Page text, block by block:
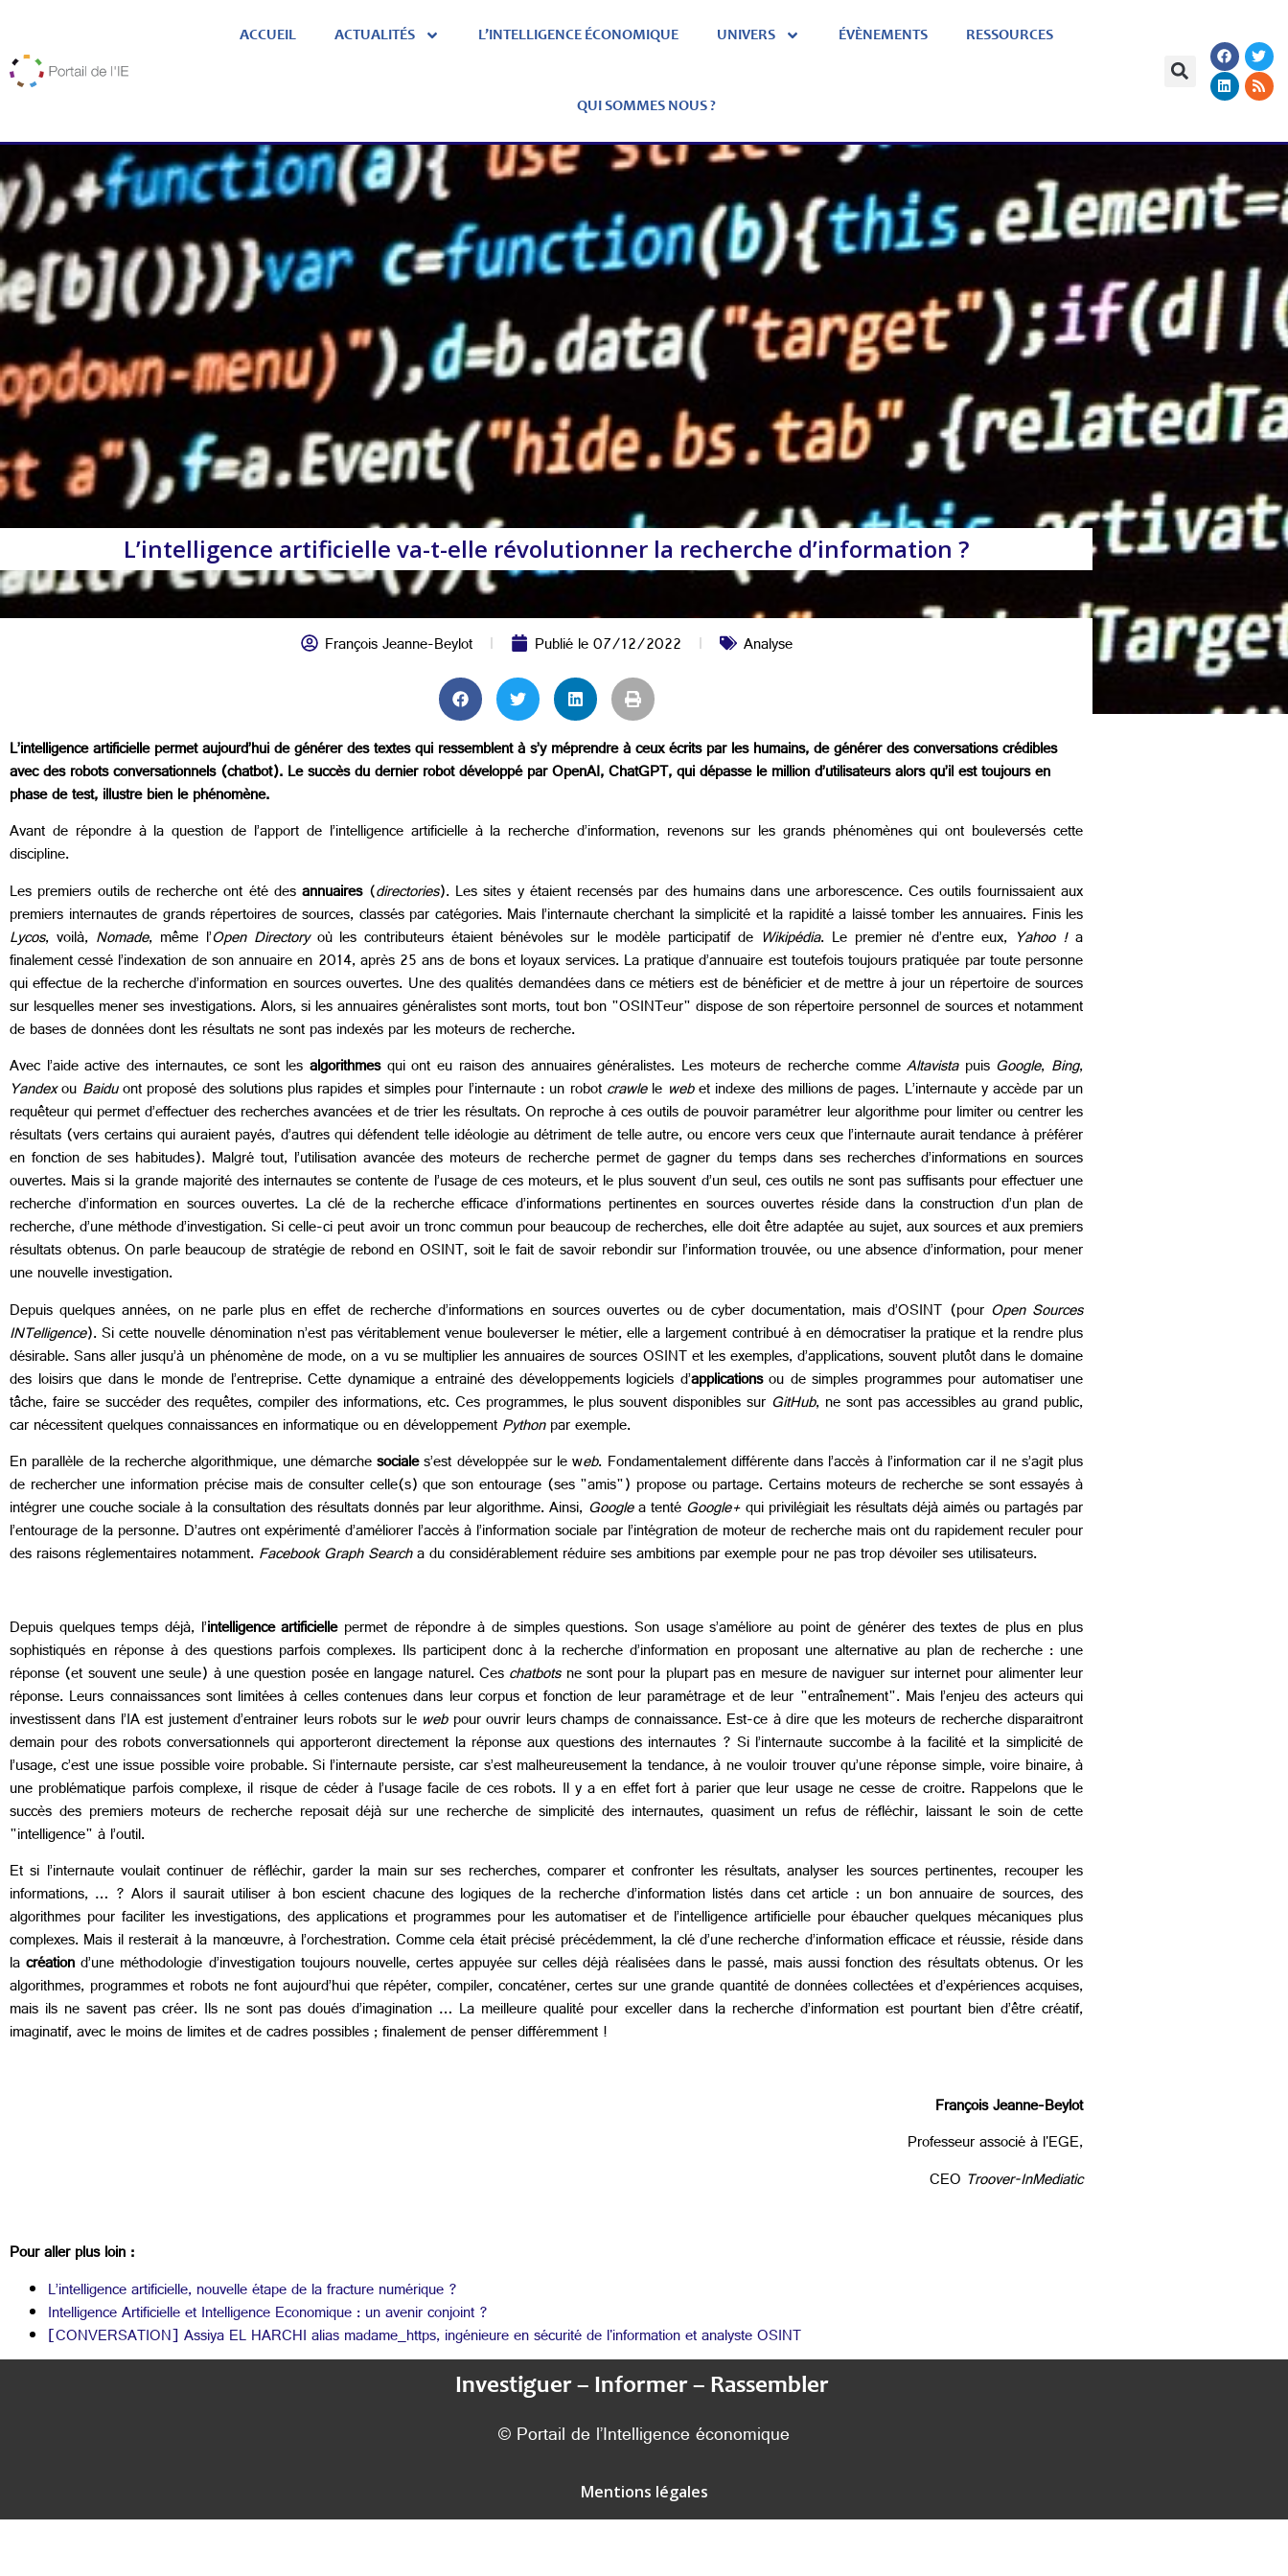
ACCUEIL ACTUALITÉS L’INTELLIGENCE ÉCONOMIQUE UNIVERS ÉVÈNEMENTS RESSOURCES
QUI SOMMES NOUS ?
L’intelligence artificielle va-t-elle révolutionner la recherche d’information ?
François Jeanne-Beylot Publié le07/12/2022 Analyse
L’intelligence artificielle permet aujourd’hui de générer des textes qui ressemblent à s’y méprendre à ceux écrits par les humains, de générer des conversations crédibles
avec des robots conversationnels (chatbot). Le succès du dernier robot développé par OpenAI, ChatGPT, qui dépasse le million d’utilisateurs alors qu’il est toujours en
phase de test, illustre bien le phénomène.
Avant de répondre à la question de l’apport de l’intelligence artificielle à la recherche d’information, revenons sur les grands phénomènes qui ont bouleversés cette
discipline.
Les premiers outils de recherche ont été desannuaires(directories). Les sites y étaient recensés par des humains dans une arborescence. Ces outils fournissaient aux
premiers internautes de grands répertoires de sources, classés par catégories. Mais l’internaute cherchant la simplicité et la rapidité a laissé tomber les annuaires. Finis les
Lycos, voilà, Nomade, même l’Open Directoryoù les contributeurs étaient bénévoles sur le modèle participatif de Wikipédia. Le premier né d’entre eux, Yahoo !a
finalement cessé l’indexation de son annuaire en 2014, après 25 ans de bons et loyaux services. La pratique d’annuaire est toutefois toujours pratiquée par toute personne
qui effectue de la recherche d’information en sources ouvertes. Une des qualités demandées dans ce métiers est de bénéficier et de mettre à jour un répertoire de sources
sur lesquelles mener ses investigations. Alors, si les annuaires généralistes sont morts, tout bon "OSINTeur" dispose de son répertoire personnel de sources et notamment
de bases de données dont les résultats ne sont pas indexés par les moteurs de recherche.
Avec l’aide active des internautes, ce sont les algorithmesqui ont eu raison des annuaires généralistes. Les moteurs de recherche commeAltavistapuis Google, Bing,
Yandexou Baiduont proposé des solutions plus rapides et simples pour l’internaute : un robotcrawlele webet indexe des millions de pages. L’internaute y accède par un
requêteur qui permet d’effectuer des recherches avancées et de trier les résultats. On reproche à ces outils de pouvoir paramétrer leur algorithme pour limiter ou centrer les
résultats (vers certains qui auraient payés, d’autres qui défendent telle idéologie au détriment de telle autre, ou encore vers ceux que l’internaute aurait tendance à préférer
en fonction de ses habitudes). Malgré tout, l’utilisation avancée des moteurs de recherche permet de gagner du temps dans ses recherches d’informations en sources
ouvertes. Mais si la grande majorité des internautes se contente de l’usage de ces moteurs, et le plus souvent d’un seul, ces outils ne sont pas suffisants pour effectuer une
recherche d’information en sources ouvertes. La clé de la recherche efficace d’informations pertinentes en sources ouvertes réside dans la construction d’un plan de
recherche, d’une méthode d’investigation. Si celle-ci peut avoir un tronc commun pour beaucoup de recherches, elle doit être adaptée au sujet, aux sources et aux premiers
résultats obtenus. On parle beaucoup de stratégie de rebond en OSINT, soit le fait de savoir rebondir sur l’information trouvée, ou une absence d’information, pour mener
une nouvelle investigation.
Depuis quelques années, on ne parle plus en effet de recherche d’informations en sources ouvertes ou de cyber documentation, mais d’OSINT (pour Open Sources
INTelligence). Si cette nouvelle dénomination n’est pas véritablement venue bouleverser le métier, elle a largement contribué à en démocratiser la pratique et la rendre plus
désirable. Sans aller jusqu’à un phénomène de mode, on a vu se multiplier les annuaires de sources OSINT et les exemples, d’applications, souvent plutôt dans le domaine
des loisirs que dans le monde de l’entreprise. Cette dynamique a entrainé des développements logiciels d’applicationsou de simples programmes pour automatiser une
tâche, faire se succéder des requêtes, compiler des informations, etc. Ces programmes, le plus souvent disponibles sur GitHub, ne sont pas accessibles au grand public,
car nécessitent quelques connaissances en informatique ou en développementPythonpar exemple.
En parallèle de la recherche algorithmique, une démarchesociales’est développée sur le web. Fondamentalement différente dans l’accès à l’information car il ne s’agit plus
de rechercher une information précise mais de consulter celle(s) que son entourage (ses "amis") propose ou partage. Certains moteurs de recherche se sont essayés à
intégrer une couche sociale à la consultation des résultats donnés par leur algorithme. Ainsi, Googlea tentéGoogle+qui privilégiait les résultats déjà aimés ou partagés par
l’entourage de la personne. D’autres ont expérimenté d’améliorer l’accès à l’information sociale par l’intégration de moteur de recherche mais ont du rapidement reculer pour
des raisons réglementaires notamment.Facebook Graph Searcha du considérablement réduire ses ambitions par exemple pour ne pas trop dévoiler ses utilisateurs.
Depuis quelques temps déjà, l’intelligence artificielle permet de répondre à de simples questions. Son usage s’améliore au point de générer des textes de plus en plus
sophistiqués en réponse à des questions parfois complexes. Ils participent donc à la recherche d’information en proposant une alternative au plan de recherche : une
réponse (et souvent une seule) à une question posée en langage naturel. Ceschatbotsne sont pour la plupart pas en mesure de naviguer sur internet pour alimenter leur
réponse. Leurs connaissances sont limitées à celles contenues dans leur corpus et fonction de leur paramétrage et de leur "entraînement". Mais l’enjeu des acteurs qui
investissent dans l’IA est justement d’entrainer leurs robots sur le webpour ouvrir leurs champs de connaissance. Est-ce à dire que les moteurs de recherche disparaitront
demain pour des robots conversationnels qui apporteront directement la réponse aux questions des internautes ? Si l’internaute succombe à la facilité et la simplicité de
l’usage, c’est une issue possible voire probable. Si l’internaute persiste, car s’est malheureusement la tendance, à ne vouloir trouver qu’une réponse simple, voire binaire, à
une problématique parfois complexe, il risque de céder à l’usage facile de ces robots. Il y a en effet fort à parier que leur usage ne cesse de croitre. Rappelons que le
succès des premiers moteurs de recherche reposait déjà sur une recherche de simplicité des internautes, quasiment un refus de réfléchir, laissant le soin de cette
"intelligence" à l’outil.
Et si l’internaute voulait continuer de réfléchir, garder la main sur ses recherches, comparer et confronter les résultats, analyser les sources pertinentes, recouper les
informations, … ? Alors il saurait utiliser à bon escient chacune des logiques de la recherche d’information listés dans cet article : un bon annuaire de sources, des
algorithmes pour faciliter les investigations, des applications et programmes pour les automatiser et de l’intelligence artificielle pour ébaucher quelques mécaniques plus
complexes. Mais il resterait à la manœuvre, à l’orchestration. Comme cela était précisé précédemment, la clé d’une recherche d’information efficace et réussie, réside dans
lacréationd’une méthodologie d’investigation toujours nouvelle, certes appuyée sur celles déjà réalisées dans le passé, mais aussi fonction des résultats obtenus. Or les
algorithmes, programmes et robots ne font aujourd’hui que répéter, compiler, concaténer, certes sur une grande quantité de données collectées et d’expériences acquises,
mais ils ne savent pas créer. Ils ne sont pas doués d’imagination … La meilleure qualité pour exceller dans la recherche d’information est pourtant bien d’être créatif,
imaginatif, avec le moins de limites et de cadres possibles ; finalement de penser différemment !
François Jeanne-Beylot
Professeur associé à l'EGE,
CEO Troover-InMediatic
Pour aller plus loin :
L’intelligence artificielle, nouvelle étape de la fracture numérique ?
Intelligence Artificielle et Intelligence Economique : un avenir conjoint ?
[CONVERSATION] Assiya EL HARCHI alias madame_https, ingénieure en sécurité de l'information et analyste OSINT
Investiguer – Informer – Rassembler
© Portail de l’Intelligence économique
Mentions légales